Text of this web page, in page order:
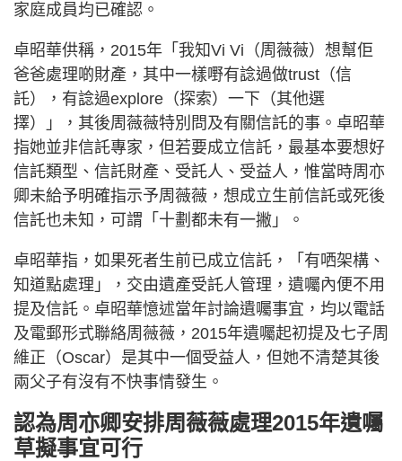
家庭成員均已確認。
卓昭華供稱，2015年「我知Vi Vi（周薇薇）想幫佢
爸爸處理啲財產，其中一樣嘢有諗過做trust（信
託），有諗過explore（探索）一下（其他選
擇）」，其後周薇薇特別問及有關信託的事。卓昭華
指她並非信託專家，但若要成立信託，最基本要想好
信託類型、信託財產、受託人、受益人，惟當時周亦
卿未給予明確指示予周薇薇，想成立生前信託或死後
信託也未知，可謂「十劃都未有一撇」。
卓昭華指，如果死者生前已成立信託，「有哂架構、
知道點處理」，交由遺產受託人管理，遺囑內便不用
提及信託。卓昭華憶述當年討論遺囑事宜，均以電話
及電郵形式聯絡周薇薇，2015年遺囑起初提及七子周
維正（Oscar）是其中一個受益人，但她不清楚其後
兩父子有沒有不快事情發生。
認為周亦卿安排周薇薇處理2015年遺囑
草擬事宜可行